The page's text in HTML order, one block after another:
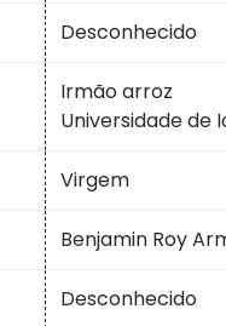
Desconhecido
Irmão arroz
Universidade de
Virgem
Benjamin Roy
Desconhecido